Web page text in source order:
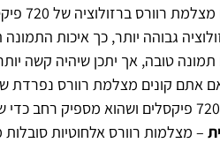
–
תמונה טובה, אך יתכן שיהיה קשה
אתם קונים מצלמת רוורס נפרדת
– מצלמות רוורס אלחוטיות